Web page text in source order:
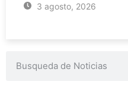
3 agosto, 2026